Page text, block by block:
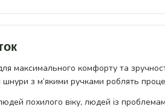
максимального комфорту та
шнури з м’якими ручками роблять
похилого віку, людей із